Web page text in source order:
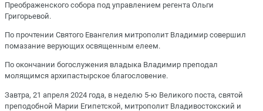
Преображенского собора под управлением регента Ольги
Григорьевой.
По прочтении Святого Евангелия митрополит Владимир совершил
помазание верующих освященным елеем.
По окончании богослужения владыка Владимир преподал
молящимся архипастырское благословение.
Завтра, 21 апреля 2024 года, в неделю 5-ю Великого поста, святой
преподобной Марии Египетской, митрополит Владивостокский и